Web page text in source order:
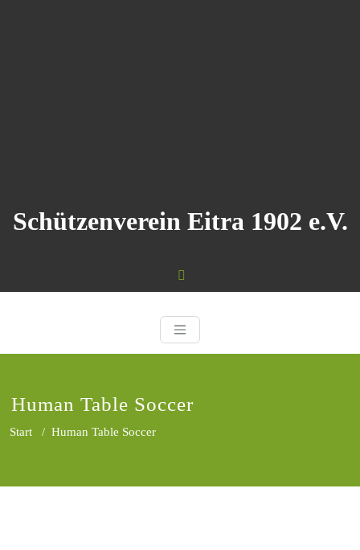
Schützenverein Eitra 1902 e.V.
Human Table Soccer
Start / Human Table Soccer